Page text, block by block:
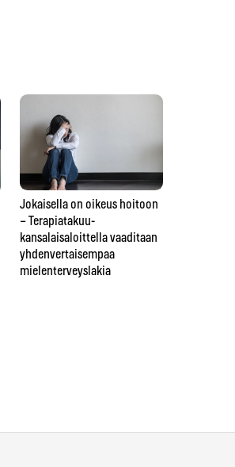
Jokaisella on oikeus hoitoon
– Terapiatakuu-
kansalaisaloittella vaaditaan
yhdenvertaisempaa
mielenterveyslakia